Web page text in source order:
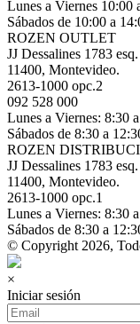
Lunes a Viernes 10:00
Sábados de 10:00 a
ROZEN OUTLET
JJ Dessalines 1783
11400, Montevideo.
2613-1000 opc.2
092 528 000
Lunes a Viernes: 8:30
Sábados de 8:30 a
ROZEN
JJ Dessalines 1783
11400, Montevideo.
2613-1000 opc.1
Lunes a Viernes: 8:30
Sábados de 8:30 a
© Copyright 2026,
×
Iniciar sesión